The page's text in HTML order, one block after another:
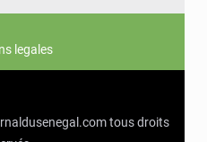
legales
tous droits